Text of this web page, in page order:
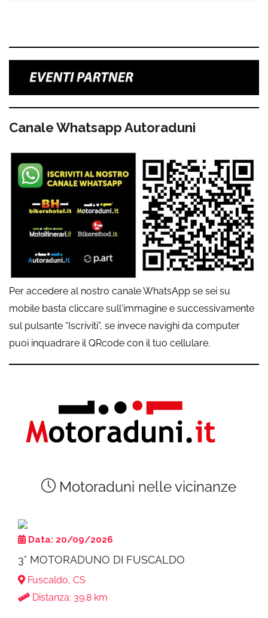
Canale Whatsapp Autoraduni
Per accedere al nostro canale WhatsApp se sei su
mobile basta cliccare sull'immagine e successivamente
sul pulsante “Iscriviti”, se invece navighi da computer
puoi inquadrare il QRcode con il tuo cellulare.
Motoraduni nelle vicinanze
Data: 20/09/2026
3° MOTORADUNO DI FUSCALDO
Fuscaldo, CS
Distanza: 39.8 km